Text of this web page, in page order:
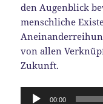
den Augenblick
menschliche
von allen
Zukunft.
Audio-
00:00